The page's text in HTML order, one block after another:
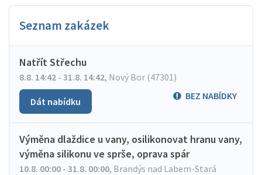
Seznam zakázek
Natřít Střechu
8.8. 14:42 - 31.8. 14:42, Nový Bor (47301)
BEZ NABÍDKY
Dát nabídku
Výměna dlaždice u vany, osilikonovat hranu vany,
výměna silikonu ve sprše, oprava spár
10.8. 00:00 - 31.8. 00:00, Brandýs nad Labem-Stará